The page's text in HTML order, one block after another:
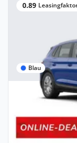
0.89
Blau
Privat & Gewerbe
Skoda
Elektro •